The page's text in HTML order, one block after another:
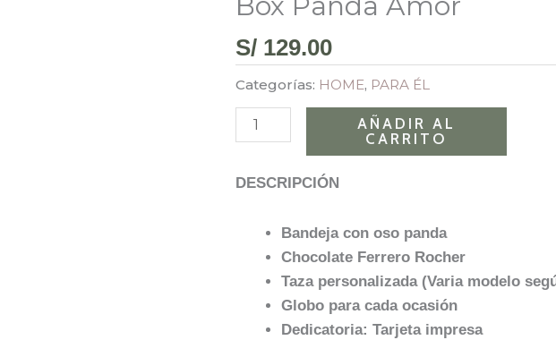
S/129.00
Categorías: HOME, PARA ÉL
Amor
AÑADIR AL
CARRITO
DESCRIPCIÓN
Bandeja con oso panda
Chocolate Ferrero Rocher
Taza personalizada (Varia modelo
Globo para cada ocasión
Dedicatoria: Tarjeta impresa